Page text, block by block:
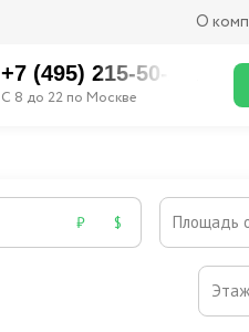
О
+7 (495) 215-50-XX
С 8 до 22 по Москве
₽ $ Площадь
Этаж